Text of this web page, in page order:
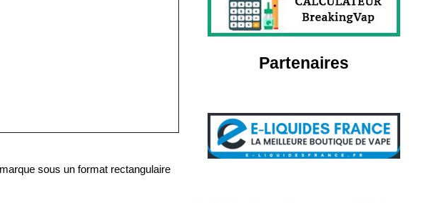
sous un format rectangulaire
Partenaires